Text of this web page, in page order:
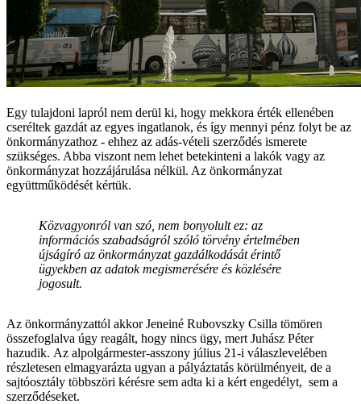
Egy tulajdoni lapról nem derül ki, hogy mekkora érték ellenében
cseréltek gazdát az egyes ingatlanok, és így mennyi pénz folyt be az
önkormányzathoz - ehhez az adás-vételi szerződés ismerete
szükséges. Abba viszont nem lehet betekinteni a lakók vagy az
önkormányzat hozzájárulása nélkül. Az önkormányzat
együttműködését kértük.
Közvagyonról van szó, nem bonyolult ez: az
információs szabadságról szóló törvény értelmében
újságíró az önkormányzat gazdálkodását érintő
ügyekben az adatok megismerésére és közlésére
jogosult.
Az önkormányzattól akkor Jeneiné Rubovszky Csilla tömören
összefoglalva úgy reagált, hogy nincs ügy, mert Juhász Péter
hazudik. Az alpolgármester-asszony július 21-i válaszlevelében
részletesen elmagyarázta ugyan a pályáztatás körülményeit, de a
sajtóosztály többszöri kérésre sem adta ki a kért engedélyt, sem a
szerződéseket.